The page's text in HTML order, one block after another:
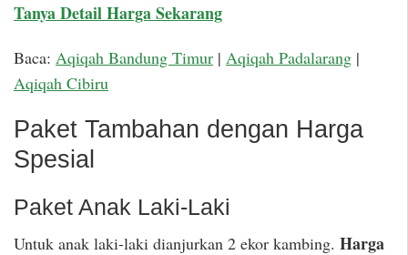
Tanya Detail Harga Sekarang
Baca: Aqiqah Bandung Timur | Aqiqah Padalarang |
Aqiqah Cibiru
Paket Tambahan dengan Harga
Spesial
Paket Anak Laki-Laki
Untuk anak laki-laki dianjurkan 2 ekor kambing. Harga